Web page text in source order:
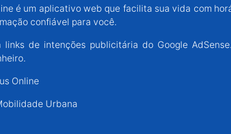
é um aplicativo web que facilita sua vida com
confiável para você.
links de intenções publicitária do Google
Online
Urbana